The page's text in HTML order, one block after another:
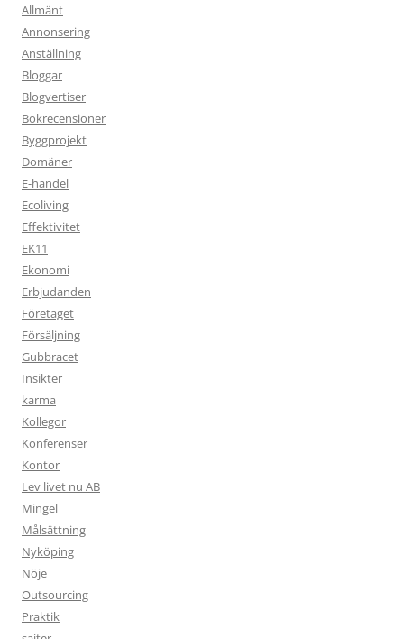
Allmänt
Annonsering
Anställning
Bloggar
Blogvertiser
Bokrecensioner
Byggprojekt
Domäner
E-handel
Ecoliving
Effektivitet
EK11
Ekonomi
Erbjudanden
Företaget
Försäljning
Gubbracet
Insikter
karma
Kollegor
Konferenser
Kontor
Lev livet nu AB
Mingel
Målsättning
Nyköping
Nöje
Outsourcing
Praktik